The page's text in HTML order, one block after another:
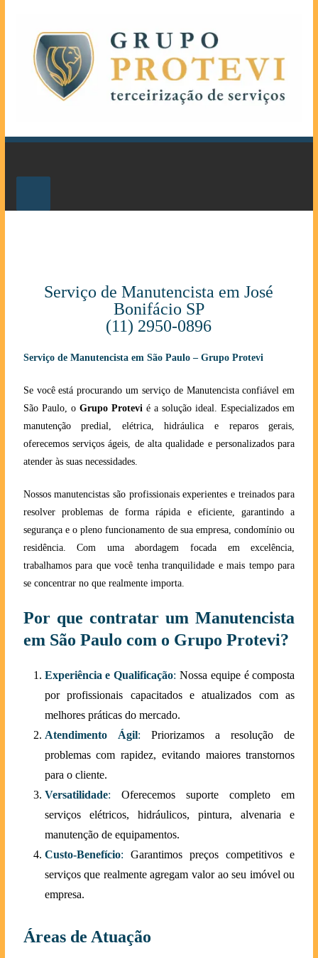
Serviço de Manutencista em José
Bonifácio SP
(11) 2950-0896
Serviço de Manutencista em São Paulo – Grupo Protevi
Se você está procurando um serviço de Manutencista confiável em
São Paulo, o Grupo Protevié a solução ideal. Especializados em
manutenção predial, elétrica, hidráulica e reparos gerais,
oferecemos serviços ágeis, de alta qualidade e personalizados para
atender às suas necessidades.
Nossos manutencistas são profissionais experientes e treinados para
resolver problemas de forma rápida e eficiente, garantindo a
segurança e o pleno funcionamento de sua empresa, condomínio ou
residência. Com uma abordagem focada em excelência,
trabalhamos para que você tenha tranquilidade e mais tempo para
se concentrar no que realmente importa.
Por que contratar um Manutencista
em São Paulo com o Grupo Protevi?
Experiência e Qualificação: Nossa equipe é composta
por profissionais capacitados e atualizados com as
melhores práticas do mercado.
Atendimento Ágil: Priorizamos a resolução de
problemas com rapidez, evitando maiores transtornos
para o cliente.
Versatilidade: Oferecemos suporte completo em
serviços elétricos, hidráulicos, pintura, alvenaria e
manutenção de equipamentos.
Custo-Benefício: Garantimos preços competitivos e
serviços que realmente agregam valor ao seu imóvel ou
empresa.
Áreas de Atuação